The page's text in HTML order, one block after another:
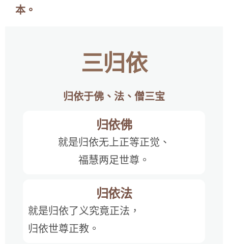
本。
三归依
归依于佛、法、僧三宝
归依佛
就是归依无上正等正觉、
福慧两足世尊。
归依法
就是归依了义究竟正法，
归依世尊正教。